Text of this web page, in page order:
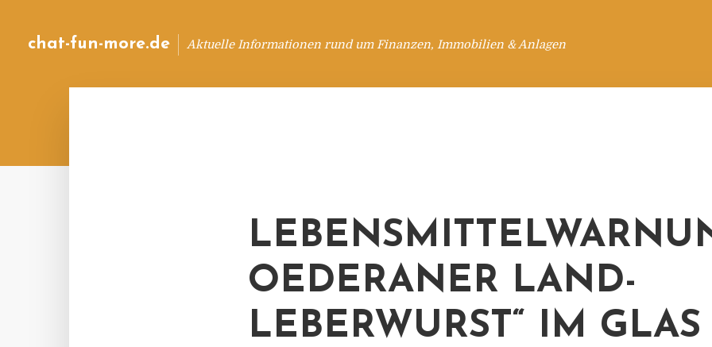
chat-fun-more.de Aktuelle Informationen rund um Finanzen, Immobilien & Anlagen
OEDERANER LAND-
LEBERWURST“ IM GLAS